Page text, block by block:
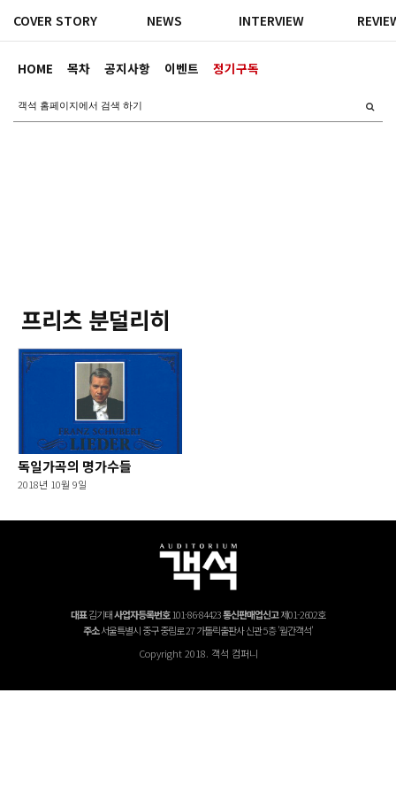
HOME 목차 공지사항 이벤트 정기구독
COVER STORY NEWS INTERVIEW
프리츠 분덜리히
독일가곡의 명가수들
2018년 10월 9일
대표김기태사업자등록번호101-86-84423통신판매업신고제01-2602호
주소서울특별시 중구 중림로 27 가톨릭출판사 신관 5층 '월간객석'
Copyright 2018. 객석 컴퍼니